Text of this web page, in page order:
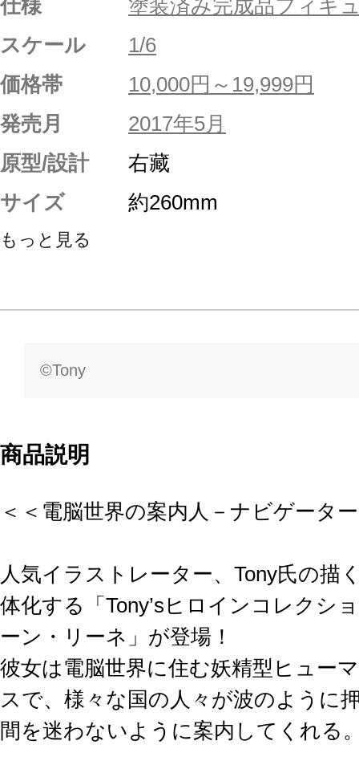
仕様
塗装済み完成品フィギ
スケール
1/6
価格帯
10,000円～19,999円
発売月
2017年5月
原型/設計
右藏
サイズ
約260mm
もっと見る
©Tony
商品説明
＜＜電脳世界の案内人－ナビゲータ
人気イラストレーター、Tony氏の描
体化する「Tony’sヒロインコレクシ
ーン・リーネ」が登場！
彼女は電脳世界に住む妖精型ヒュー
スで、様々な国の人々が波のように
間を迷わないように案内してくれる